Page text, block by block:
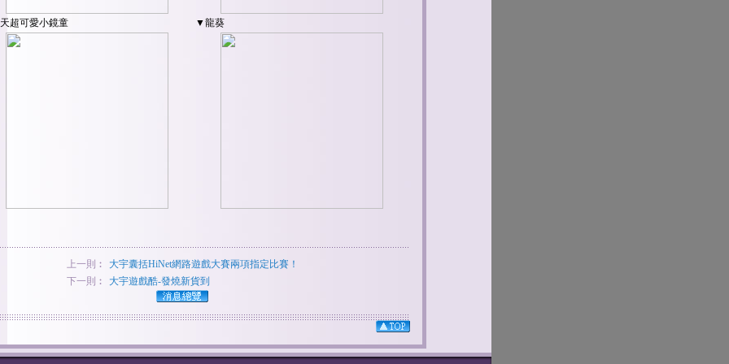
超可愛小鏡童 ▼龍葵
上一則︰
大宇囊括HiNet網路遊戲大賽兩項指定比賽！
下一則︰
大宇遊戲酷-發燒新貨到